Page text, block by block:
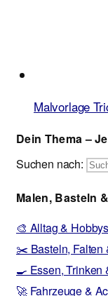
Malvorlage
Dein Thema –
Suchen nach:
Malen, Basteln
🎨 Alltag & Hobbys
✂️ Basteln, Falten
🍳 Essen,
🚀 Fahrzeuge &